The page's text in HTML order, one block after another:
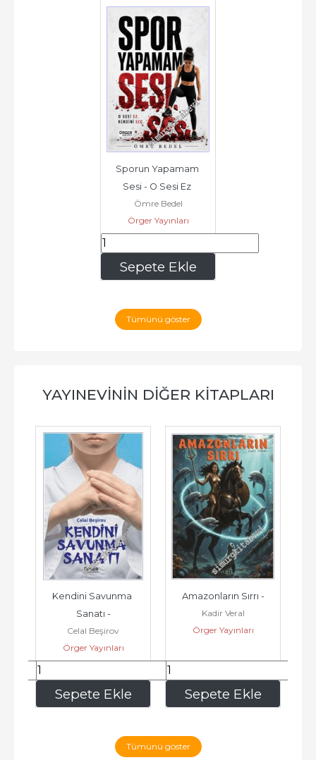
Sepete Ekle
Sporun Yapamam
Sesi - O Sesi Ez
Kendini Seç -
Ömre Bedel
Örger Yayınları
287,00
Tümünü göster
YAYINEVININ DIĞER KITAPLARI
Sepete Ekle
Kendini Savunma
Sanatı -
Celal Beşirov
Örger Yayınları
105,00 Sepete Ekle
Amazonların Sırrı -
Kadir Veral
Örger Yayınları
105,00
Tümünü göster